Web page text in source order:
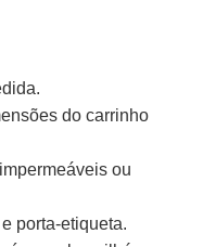
do carrinho
ou
porta-etiqueta.